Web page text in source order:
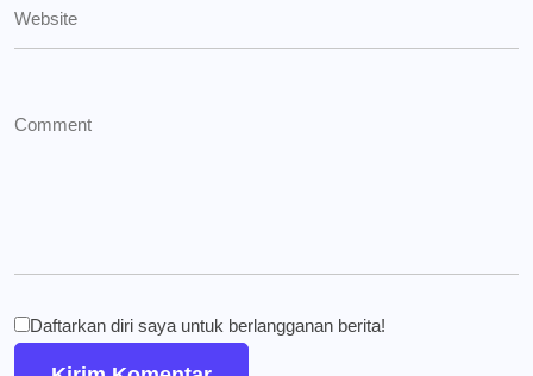
Daftarkan diri saya untuk berlangganan berita!